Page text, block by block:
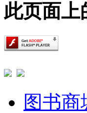
此页面上
图书商